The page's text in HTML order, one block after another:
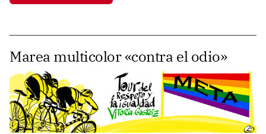
Marea multicolor «contra el odio»